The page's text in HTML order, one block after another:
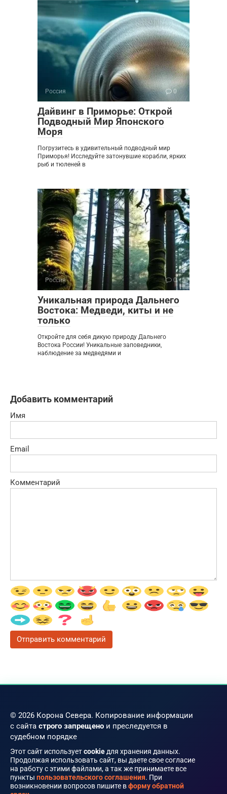
Россия 0
Дайвинг в Приморье: Открой
Подводный Мир Японского
Моря
Погрузитесь в удивительный подводный мир
Приморья! Исследуйте затонувшие корабли, ярких
рыб и тюленей в
Россия 0
Уникальная природа Дальнего
Востока: Медведи, киты и не
только
Откройте для себя дикую природу Дальнего
Востока России! Уникальные заповедники,
наблюдение за медведями и
Добавить комментарий
Имя
Email
Комментарий
© 2026 Корона Севера. Копирование информации
с сайта строго запрещено и преследуется в
судебном порядке
Этот сайт используетcookie для хранения данных.
Продолжая использовать сайт, вы даете свое согласие
на работу с этими файлами, а так же принимаете все
пункты пользовательского соглашения. При
возникновении вопросов пишите вформу обратной